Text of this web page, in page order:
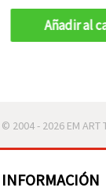
Añadir al
© 2004 - 2026 EM
INFORMACIÓN